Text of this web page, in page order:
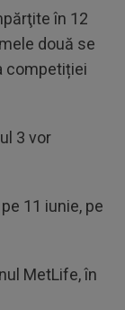
în 12
două se
competiției
3 vor
11 iunie, pe
MetLife, în